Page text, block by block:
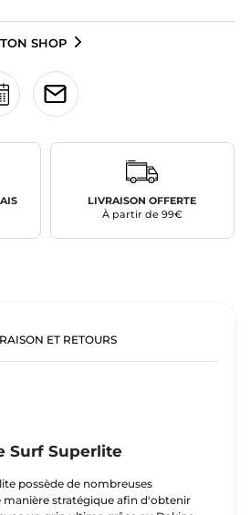
SHOP
LIVRAISON OFFERTE
À partir de 99€
ET RETOURS
Surf Superlite
possède de nombreuses
manière stratégique afin d'obtenir